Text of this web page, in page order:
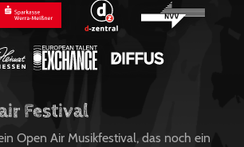
Festival
Open Air Musikfestival, das noch ein